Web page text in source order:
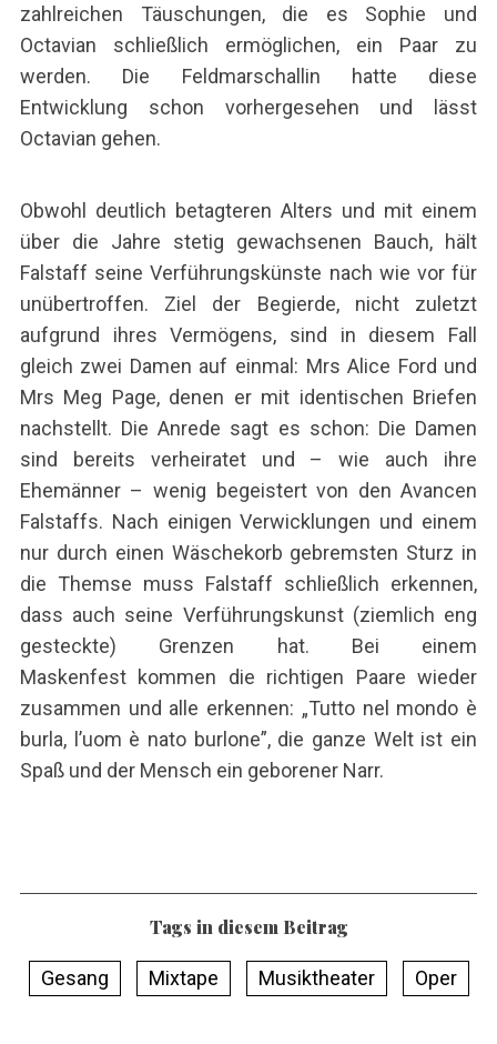
zahlreichen Täuschungen, die es Sophie und
Octavian schließlich ermöglichen, ein Paar zu
werden. Die Feldmarschallin hatte diese
Entwicklung schon vorhergesehen und lässt
Octavian gehen.
Obwohl deutlich betagteren Alters und mit einem
über die Jahre stetig gewachsenen Bauch, hält
Falstaff seine Verführungskünste nach wie vor für
unübertroffen. Ziel der Begierde, nicht zuletzt
aufgrund ihres Vermögens, sind in diesem Fall
gleich zwei Damen auf einmal: Mrs Alice Ford und
Mrs Meg Page, denen er mit identischen Briefen
nachstellt. Die Anrede sagt es schon: Die Damen
sind bereits verheiratet und – wie auch ihre
Ehemänner – wenig begeistert von den Avancen
Falstaffs. Nach einigen Verwicklungen und einem
nur durch einen Wäschekorb gebremsten Sturz in
die Themse muss Falstaff schließlich erkennen,
dass auch seine Verführungskunst (ziemlich eng
gesteckte) Grenzen hat. Bei einem
Maskenfest kommen die richtigen Paare wieder
zusammen und alle erkennen: „Tutto nel mondo è
burla, l’uom è nato burlone”, die ganze Welt ist ein
Spaß und der Mensch ein geborener Narr.
Tags in diesem Beitrag
Gesang Mixtape Musiktheater Oper